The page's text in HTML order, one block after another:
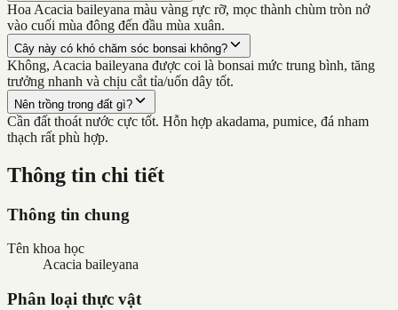
Hoa Acacia baileyana màu vàng rực rỡ, mọc thành chùm tròn nở
vào cuối mùa đông đến đầu mùa xuân.
Cây này có khó chăm sóc bonsai không?
Không, Acacia baileyana được coi là bonsai mức trung bình, tăng
trưởng nhanh và chịu cắt tỉa/uốn dây tốt.
Nên trồng trong đất gì?
Cần đất thoát nước cực tốt. Hỗn hợp akadama, pumice, đá nham
thạch rất phù hợp.
Thông tin chi tiết
Thông tin chung
Tên khoa học
Acacia baileyana
Phân loại thực vật